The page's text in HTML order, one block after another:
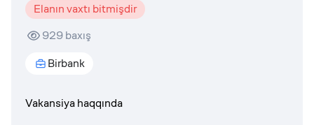
Elanın vaxtı bitmişdir
929baxış
Birbank
Vakansiya haqqında